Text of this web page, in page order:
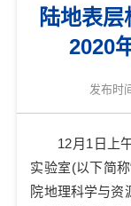
陆地表
2020
发布时
12月 1 日上
实验室(以下简称
院地理科学与资